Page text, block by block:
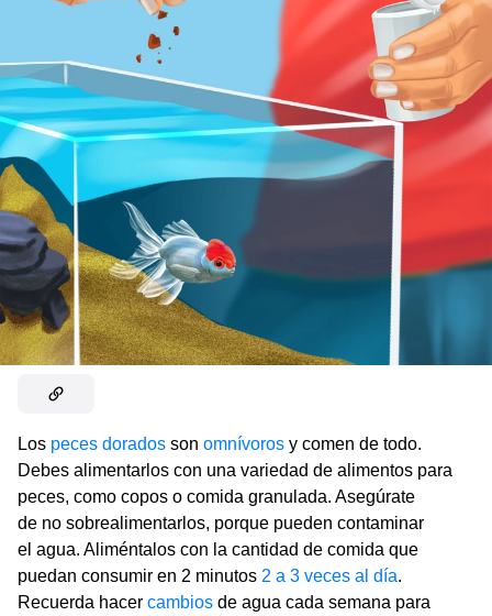
Los peces dorados son omnívoros y comen de todo.
Debes alimentarlos con una variedad de alimentos para
peces, como copos o comida granulada. Asegúrate
de no sobrealimentarlos, porque pueden contaminar
el agua. Aliméntalos con la cantidad de comida que
puedan consumir en 2 minutos 2 a 3 veces al día.
Recuerda hacer cambios de agua cada semana para